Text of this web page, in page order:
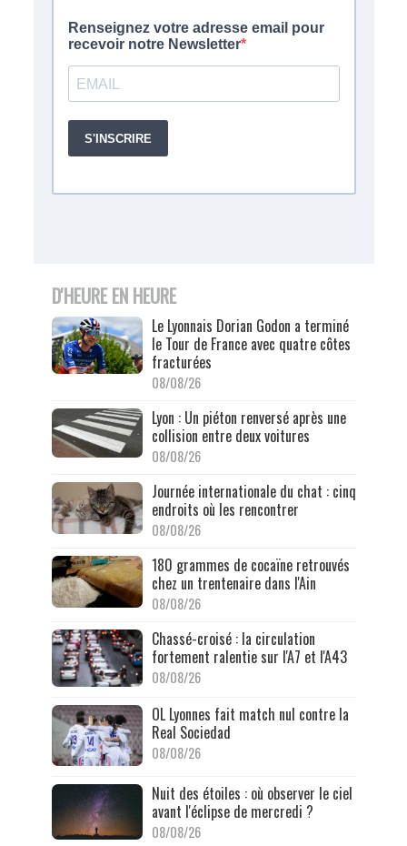
D'HEURE EN HEURE
Le Lyonnais Dorian Godon a terminé
le Tour de France avec quatre côtes
fracturées
08/08/26
Lyon : Un piéton renversé après une
collision entre deux voitures
08/08/26
Journée internationale du chat : cinq
endroits où les rencontrer
08/08/26
180 grammes de cocaïne retrouvés
chez un trentenaire dans l'Ain
08/08/26
Chassé-croisé : la circulation
fortement ralentie sur l'A7 et l'A43
08/08/26
OL Lyonnes fait match nul contre la
Real Sociedad
08/08/26
Nuit des étoiles : où observer le ciel
avant l'éclipse de mercredi ?
08/08/26